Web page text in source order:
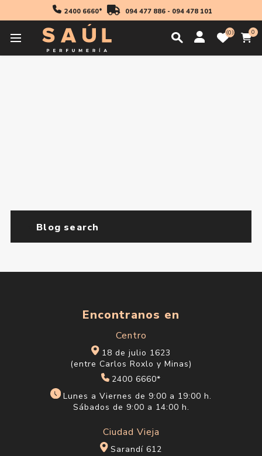
2400 6660* 094 477 886- 094 478 101
0 0
Blog search
Encontranos en
Centro
18 de julio 1623
(entre Carlos Roxlo y Minas)
2400 6660*
Lunes a Viernes de 9:00 a 19:00 h.
Sábados de 9:00 a 14:00 h.
Ciudad Vieja
Sarandí 612